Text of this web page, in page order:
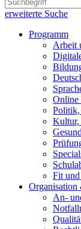
erweiterte Suche
Programm
Arbeit
Online
Politik,
Kultur,
Fit
An-